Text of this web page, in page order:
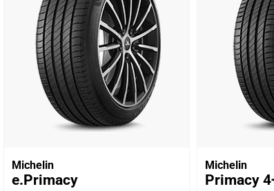
Michelin
e.Primacy
Michelin
Primacy